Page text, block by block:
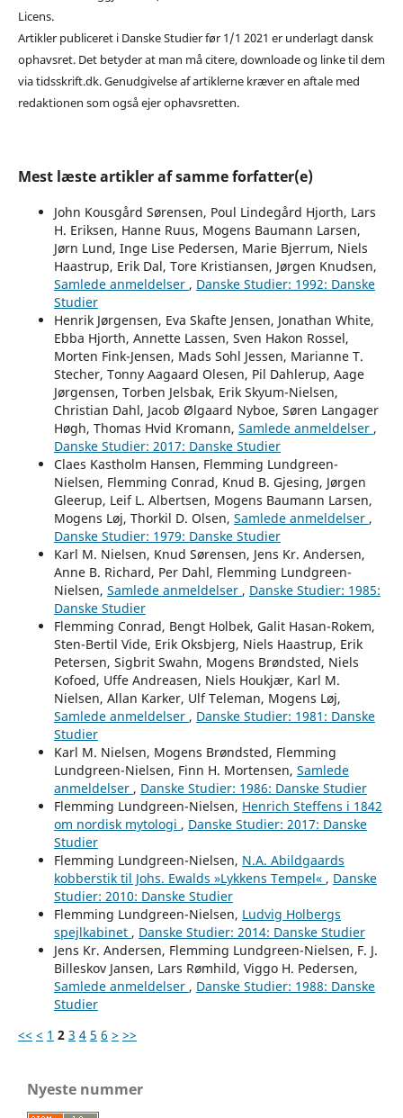
Licens.
Artikler publiceret i Danske Studier før 1/1 2021 er underlagt dansk
ophavsret. Det betyder at man må citere, downloade og linke til dem
via tidsskrift.dk. Genudgivelse af artiklerne kræver en aftale med
redaktionen som også ejer ophavsretten.
Mest læste artikler af samme forfatter(e)
John Kousgård Sørensen, Poul Lindegård Hjorth, Lars
H. Eriksen, Hanne Ruus, Mogens Baumann Larsen,
Jørn Lund, Inge Lise Pedersen, Marie Bjerrum, Niels
Haastrup, Erik Dal, Tore Kristiansen, Jørgen Knudsen,
Samlede anmeldelser , Danske Studier: 1992: Danske
Studier
Henrik Jørgensen, Eva Skafte Jensen, Jonathan White,
Ebba Hjorth, Annette Lassen, Sven Hakon Rossel,
Morten Fink-Jensen, Mads Sohl Jessen, Marianne T.
Stecher, Tonny Aagaard Olesen, Pil Dahlerup, Aage
Jørgensen, Torben Jelsbak, Erik Skyum-Nielsen,
Christian Dahl, Jacob Ølgaard Nyboe, Søren Langager
Høgh, Thomas Hvid Kromann, Samlede anmeldelser ,
Danske Studier: 2017: Danske Studier
Claes Kastholm Hansen, Flemming Lundgreen-
Nielsen, Flemming Conrad, Knud B. Gjesing, Jørgen
Gleerup, Leif L. Albertsen, Mogens Baumann Larsen,
Mogens Løj, Thorkil D. Olsen, Samlede anmeldelser ,
Danske Studier: 1979: Danske Studier
Karl M. Nielsen, Knud Sørensen, Jens Kr. Andersen,
Anne B. Richard, Per Dahl, Flemming Lundgreen-
Nielsen, Samlede anmeldelser , Danske Studier: 1985:
Danske Studier
Flemming Conrad, Bengt Holbek, Galit Hasan-Rokem,
Sten-Bertil Vide, Erik Oksbjerg, Niels Haastrup, Erik
Petersen, Sigbrit Swahn, Mogens Brøndsted, Niels
Kofoed, Uffe Andreasen, Niels Houkjær, Karl M.
Nielsen, Allan Karker, Ulf Teleman, Mogens Løj,
Samlede anmeldelser , Danske Studier: 1981: Danske
Studier
Karl M. Nielsen, Mogens Brøndsted, Flemming
Lundgreen-Nielsen, Finn H. Mortensen, Samlede
anmeldelser , Danske Studier: 1986: Danske Studier
Flemming Lundgreen-Nielsen, Henrich Steffens i 1842
om nordisk mytologi , Danske Studier: 2017: Danske
Studier
Flemming Lundgreen-Nielsen, N.A. Abildgaards
kobberstik til Johs. Ewalds »Lykkens Tempel« , Danske
Studier: 2010: Danske Studier
Flemming Lundgreen-Nielsen, Ludvig Holbergs
spejlkabinet , Danske Studier: 2014: Danske Studier
Jens Kr. Andersen, Flemming Lundgreen-Nielsen, F. J.
Billeskov Jansen, Lars Rømhild, Viggo H. Pedersen,
Samlede anmeldelser , Danske Studier: 1988: Danske
Studier
<< < 1 2 3 4 5 6 > >>
Nyeste nummer